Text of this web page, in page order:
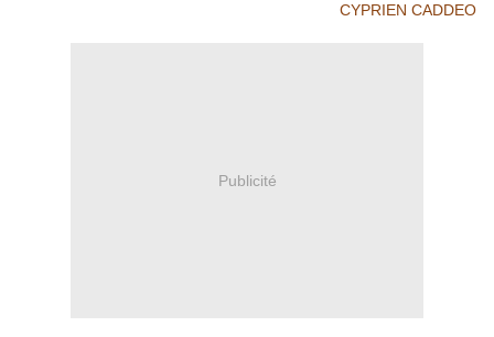
CYPRIEN CADDEO
Publicité